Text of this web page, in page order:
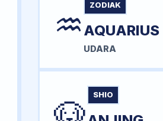
♒ ZODIAK
AQUARIUS
UDARA
SHIO